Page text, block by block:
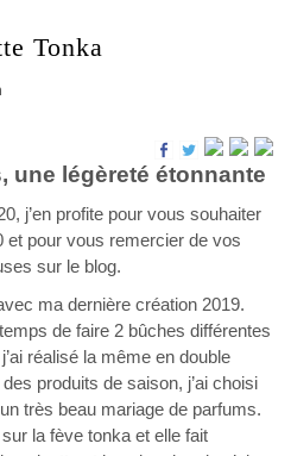
Tonka
une légèreté étonnante
j’en profite pour vous souhaiter
et pour vous remercier de vos
sur le blog.
ma dernière création 2019.
de faire 2 bûches différentes
réalisé la même en double
produits de saison, j’ai choisi
très beau mariage de parfums.
la fève tonka et elle fait